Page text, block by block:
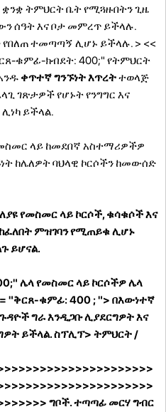
ትምህርት ቤት የሚጓዙበትን ጊዜ
ሰዓት እና ቦታ መምረጥ ይችላሉ.
የበለጠ ተመጣጣኝ ሊሆኑ ይችላሉ. > <<
ቁምፊ-ክብደት: 400;" የትምህርት
ቀጥተኛ ግንኙነት እጥረትተወላጅ
ገጽታዎች የሆኑት የንግግር እና
ይችላል.
ላይ ከመደበኛ አስተማሪዎችዎ
ከሌለዎት ባህላዊ ኮርሶችን ከመውሰድ
የመስመር ላይ ኮርሶች, ቁሳቁሶች እና
ምዝገባን የሚጠይቁ ሊሆኑ
ይሆናል.
ሌላ የመስመር ላይ ኮርሶችዎ ሌላ
"ቅርጸ-ቁምፊ: 400 ; "> በእውነተኛ
ግራ እንዲጋቡ ሊያደርግዎት እና
ይችላል.ስፕሊፕ> ትምህርት /
ግቦች. ተጣጣፊ መርሃ ግብር